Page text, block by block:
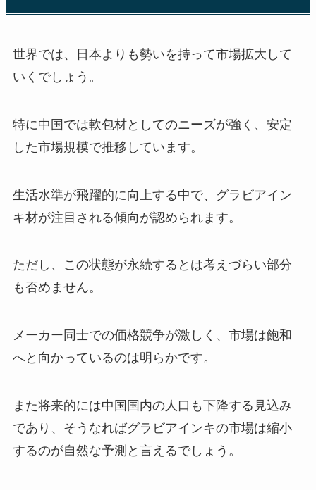
世界では、日本よりも勢いを持って市場拡大して
いくでしょう。
特に中国では軟包材としてのニーズが強く、安定
した市場規模で推移しています。
生活水準が飛躍的に向上する中で、グラビアイン
キ材が注目される傾向が認められます。
ただし、この状態が永続するとは考えづらい部分
も否めません。
メーカー同士での価格競争が激しく、市場は飽和
へと向かっているのは明らかです。
また将来的には中国国内の人口も下降する見込み
であり、そうなればグラビアインキの市場は縮小
するのが自然な予測と言えるでしょう。